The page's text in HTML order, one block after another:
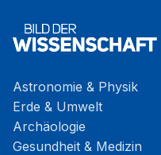
Astronomie & Physik
Erde & Umwelt
Archäologie
Gesundheit & Medizin